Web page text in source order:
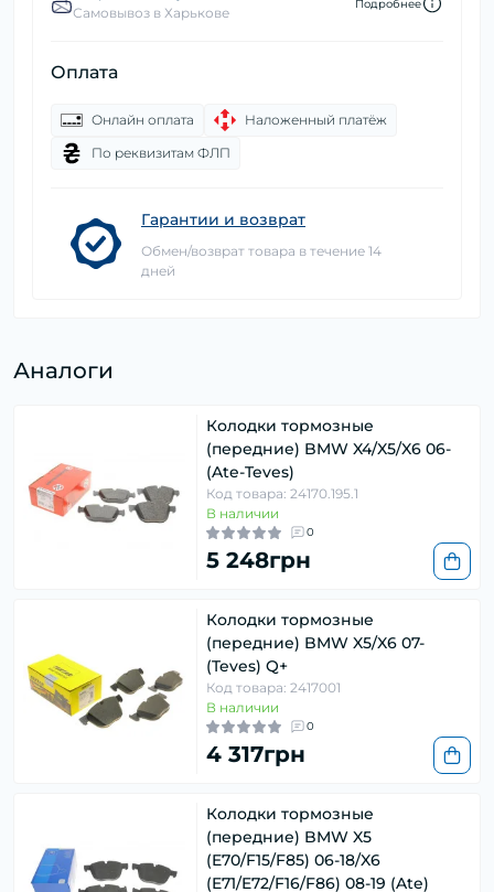
Самовывоз в Харькове
Подробнее
Оплата
Онлайн оплата
Наложенный платёж
По реквизитам ФЛП
Гарантии и возврат
Обмен/возврат товара в течение 14
дней
Аналоги
Колодки тормозные
(передние) BMW X4/X5/X6 06-
(Ate-Teves)
Код товара: 24170.195.1
В наличии
0
5 248грн
Колодки тормозные
(передние) BMW X5/X6 07-
(Teves) Q+
Код товара: 2417001
В наличии
0
4 317грн
Колодки тормозные
(передние) BMW X5
(E70/F15/F85) 06-18/X6
(E71/E72/F16/F86) 08-19 (Ate)